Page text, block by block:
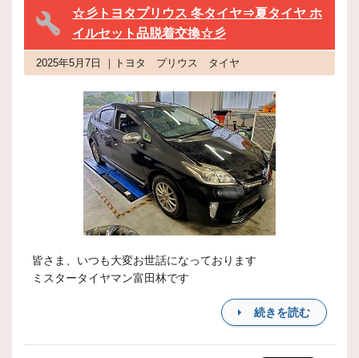
☆彡トヨタプリウス 冬タイヤ⇒夏タイヤ ホ
イルセット品脱着交換☆彡
2025年5月7日 ｜トヨタ プリウス タイヤ
皆さま、いつも大変お世話になっております
ミスタータイヤマン富田林です
続きを読む